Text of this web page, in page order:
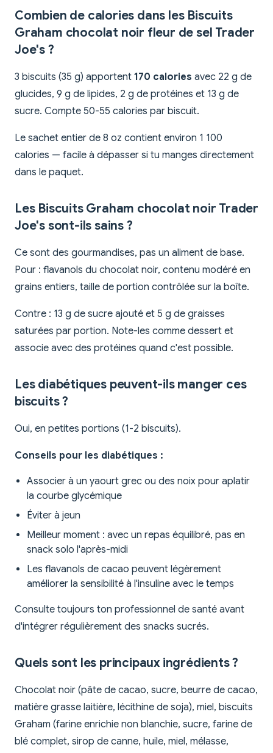
Combien de calories dans les Biscuits
Graham chocolat noir fleur de sel Trader
Joe's ?
3 biscuits (35 g) apportent 170 calories avec 22 g de
glucides, 9 g de lipides, 2 g de protéines et 13 g de
sucre. Compte 50-55 calories par biscuit.
Le sachet entier de 8 oz contient environ 1 100
calories — facile à dépasser si tu manges directement
dans le paquet.
Les Biscuits Graham chocolat noir Trader
Joe's sont-ils sains ?
Ce sont des gourmandises, pas un aliment de base.
Pour : flavanols du chocolat noir, contenu modéré en
grains entiers, taille de portion contrôlée sur la boîte.
Contre : 13 g de sucre ajouté et 5 g de graisses
saturées par portion. Note-les comme dessert et
associe avec des protéines quand c'est possible.
Les diabétiques peuvent-ils manger ces
biscuits ?
Oui, en petites portions (1-2 biscuits).
Conseils pour les diabétiques :
Associer à un yaourt grec ou des noix pour aplatir
la courbe glycémique
Éviter à jeun
Meilleur moment : avec un repas équilibré, pas en
snack solo l'après-midi
Les flavanols de cacao peuvent légèrement
améliorer la sensibilité à l'insuline avec le temps
Consulte toujours ton professionnel de santé avant
d'intégrer régulièrement des snacks sucrés.
Quels sont les principaux ingrédients ?
Chocolat noir (pâte de cacao, sucre, beurre de cacao,
matière grasse laitière, lécithine de soja), miel, biscuits
Graham (farine enrichie non blanchie, sucre, farine de
blé complet, sirop de canne, huile, miel, mélasse,